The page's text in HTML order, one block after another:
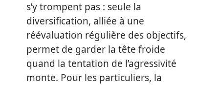
s’y trompent pas : seule la
diversification, alliée à une
réévaluation régulière des objectifs,
permet de garder la tête froide
quand la tentation de l’agressivité
monte. Pour les particuliers, la